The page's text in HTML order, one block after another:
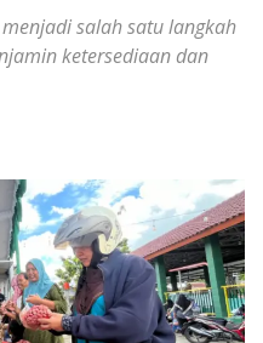
salah satu langkah
ketersediaan dan